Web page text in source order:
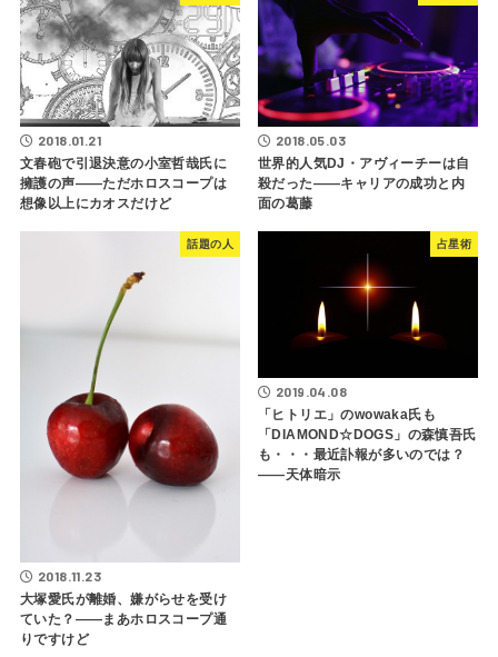
2018.01.21
文春砲で引退決意の小室哲哉氏に
擁護の声――ただホロスコープは
想像以上にカオスだけど
2018.05.03
世界的人気DJ・アヴィーチーは自
殺だった――キャリアの成功と内
面の葛藤
話題の人
2018.11.23
大塚愛氏が離婚、嫌がらせを受け
ていた？――まあホロスコープ通
りですけど
占星術
2019.04.08
「ヒトリエ」のwowaka氏も
「DIAMOND☆DOGS」の森慎吾氏
も・・・最近訃報が多いのでは？
――天体暗示